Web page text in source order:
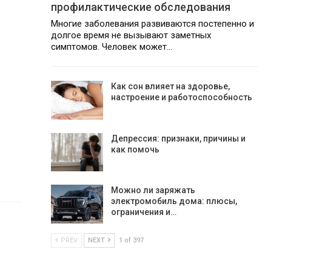
профилактические обследования
Многие заболевания развиваются постепенно и
долгое время не вызывают заметных
симптомов. Человек может…
Как сон влияет на здоровье,
настроение и работоспособность
Депрессия: признаки, причины и
как помочь
Можно ли заряжать
электромобиль дома: плюсы,
ограничения и…
PREV NEXT 1 of 397